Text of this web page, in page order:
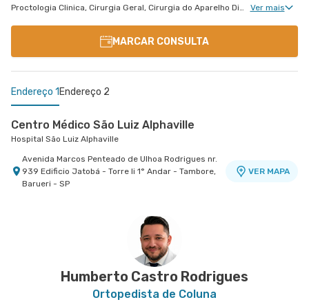
Proctologia Clinica, Cirurgia Geral, Cirurgia do Aparelho Digestivo, Cirurgia Oncológica, Cirurgia Oncológica do Aparelho Digestivo Ver mais
MARCAR CONSULTA
Endereço 1 Endereço 2
Centro Médico São Luiz Alphaville
Hospital São Luiz Alphaville
Avenida Marcos Penteado de Ulhoa Rodrigues nr.
939 Edificio Jatobá - Torre Ii 1° Andar - Tambore,
Barueri - SP
VER MAPA
Avenida Andrade Neves nr. 863 - Centro,
Humberto Castro Rodrigues
Ortopedista de Coluna